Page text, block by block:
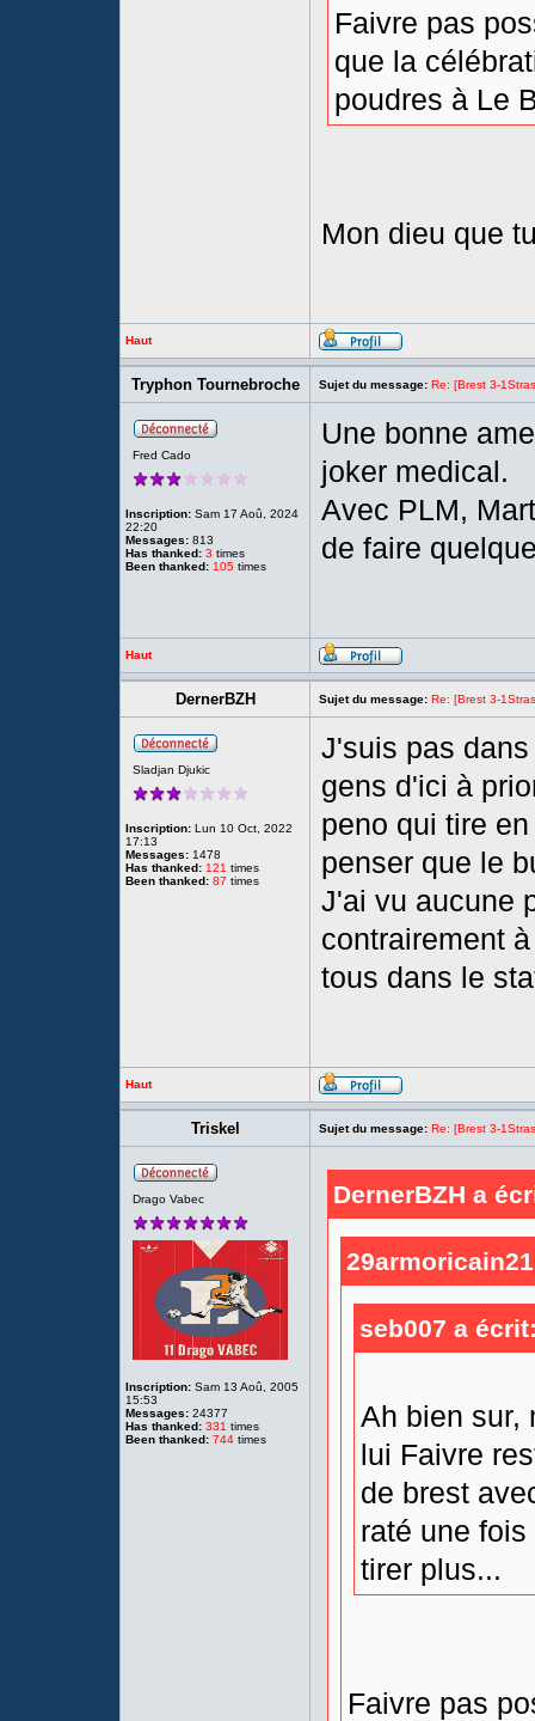
Faivre pas
que la
poudres à Le
Mon dieu que
Haut
Tryphon Tournebroche Sujet du message: Re: [Brest 3-
Fred Cado
Inscription: Sam 17 Aoû, 2024
22:20
Messages: 813
Has thanked: 3 times
Been thanked: 105 times
Une bonne
joker medical.
Avec PLM,
de faire
Haut
DernerBZH Sujet du message: Re: [Brest 3-
Sladjan Djukic
Inscription: Lun 10 Oct, 2022
17:13
Messages: 1478
Has thanked: 121 times
Been thanked: 87 times
J'suis pas
gens d'ici à
peno qui tire
penser que le
J'ai vu aucune
contrairement
tous dans le
Haut
Triskel Sujet du message: Re: [Brest 3-
Drago Vabec
Inscription: Sam 13 Aoû, 2005
15:53
Messages: 24377
Has thanked: 331 times
Been thanked: 744 times
DernerBZH a
seb007 a
Ah bien sur,
lui Faivre
de brest
raté une
tirer plus...
Faivre pas